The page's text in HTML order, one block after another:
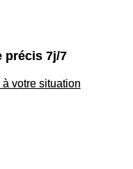
précis 7j/7
votre situation